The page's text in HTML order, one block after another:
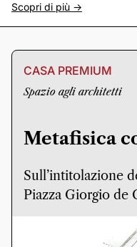
Scopri di più ->
CASA PREMIUM
Spazio agli architetti
Metafisica
Sull’intitolazione
Piazza Giorgio de